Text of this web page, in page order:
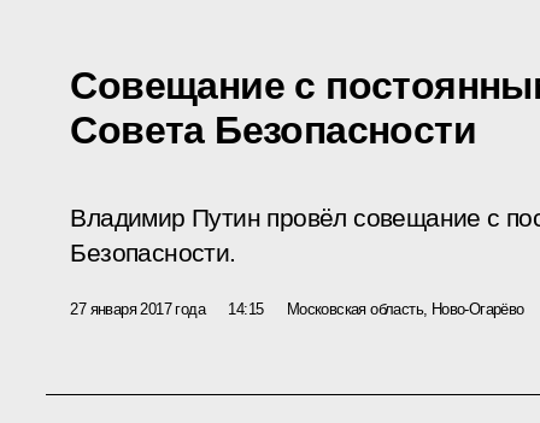
Совещание с
Совета Безопасности
Владимир Путин провёл совещание с
Безопасности.
27 января 2017 года 14:15 Московская область, Ново-Огарёво